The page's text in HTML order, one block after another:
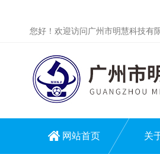
您好！欢迎访问广州市明慧科技有
网站首页 关